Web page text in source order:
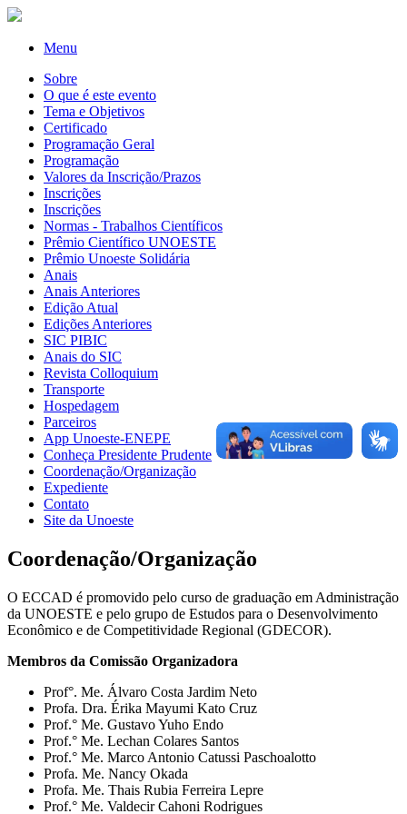
Menu
Sobre
O que é este evento
Tema e Objetivos
Certificado
Programação Geral
Programação
Valores da Inscrição/Prazos
Inscrições
Inscrições
Normas - Trabalhos Científicos
Prêmio Científico UNOESTE
Prêmio Unoeste Solidária
Anais
Anais Anteriores
Edição Atual
Edições Anteriores
SIC PIBIC
Anais do SIC
Revista Colloquium
Transporte
Hospedagem
Parceiros
App Unoeste-ENEPE
Conheça Presidente Prudente
Coordenação/Organização
Expediente
Contato
Site da Unoeste
Coordenação/Organização
O ECCAD é promovido pelo curso de graduação em Administração
da UNOESTE e pelo grupo de Estudos para o Desenvolvimento
Econômico e de Competitividade Regional (GDECOR).
Membros da Comissão Organizadora
Prof°. Me. Álvaro Costa Jardim Neto
Profa. Dra. Érika Mayumi Kato Cruz
Prof.° Me. Gustavo Yuho Endo
Prof.° Me. Lechan Colares Santos
Prof.° Me. Marco Antonio Catussi Paschoalotto
Profa. Me. Nancy Okada
Profa. Me. Thais Rubia Ferreira Lepre
Prof.° Me. Valdecir Cahoni Rodrigues